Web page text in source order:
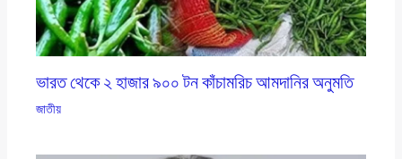
ভারত থেকে ২ হাজার ৯০০ টন কাঁচামরিচ আমদানির অনুমতি
জাতীয়